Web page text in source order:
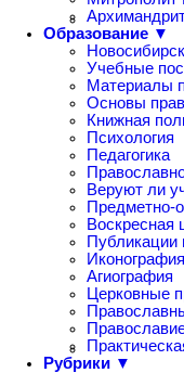
Образование ▼
Учебные
Материалы
Основы
Книжная
Психология
Педагогика
Веруют ли
Предметно-
Воскресная
Публикации
Иконография
Агиография
Церковные
Рубрики ▼